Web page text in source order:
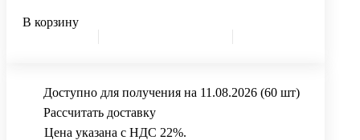
В корзину
Доступно для получения на 11.08.2026 (60 шт)
Рассчитать доставку
Цена указана с НДС 22%.